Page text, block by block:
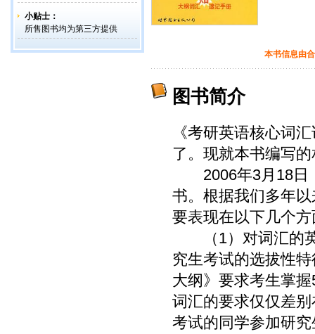
小贴士：
所售图书均为第三方提供
本书信息由
图书简介
《考研英语核心词
了。现就本书编写
2006年3月18日，
书。根据我们多年
要表现在以下几个
（1）对词汇的英
究生考试的选拔性
大纲》要求考生掌
词汇的要求仅仅差
考试的同学参加研